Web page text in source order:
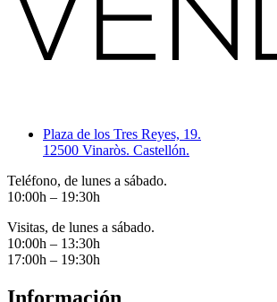
Plaza de los Tres Reyes, 19.
12500 Vinaròs. Castellón.
Teléfono, de lunes a sábado.
10:00h – 19:30h
Visitas, de lunes a sábado.
10:00h – 13:30h
17:00h – 19:30h
Información